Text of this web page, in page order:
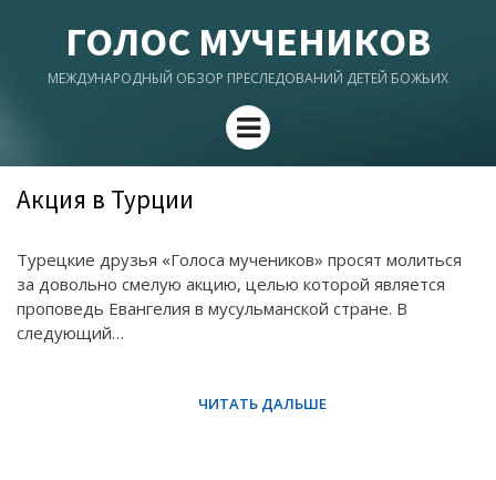
ГОЛОС МУЧЕНИКОВ
МЕЖДУНАРОДНЫЙ ОБЗОР ПРЕСЛЕДОВАНИЙ ДЕТЕЙ БОЖЬИХ
Menu
Акция в Турции
Турецкие друзья «Голоса мучеников» просят молиться
за довольно смелую акцию, целью которой является
проповедь Евангелия в мусульманской стране. В
следующий…